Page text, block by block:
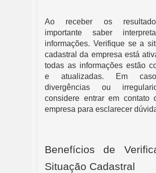
Ao receber os
importante saber
informações. Verifique se a
cadastral da empresa está
todas as informações estão
e atualizadas. Em
divergências ou
considere entrar em contato
empresa para esclarecer
Benefícios de
Situação Cadastral